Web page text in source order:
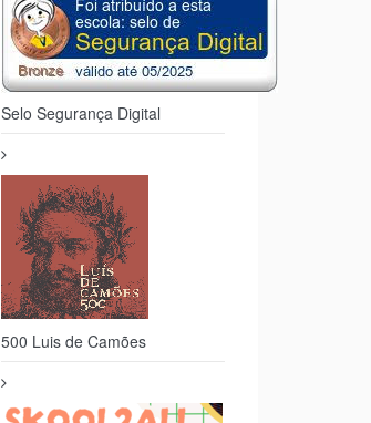
Selo Segurança Digital
500 Luis de Camões